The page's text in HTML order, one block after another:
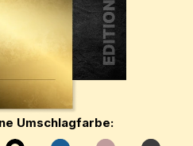
Umschlagfarbe: